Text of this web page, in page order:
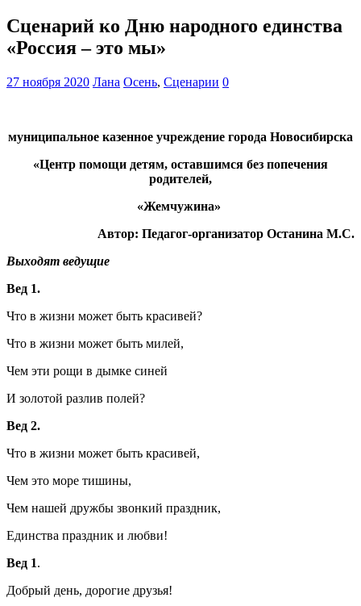
Сценарий ко Дню народного единства
«Россия – это мы»
27 ноября 2020 Лана Осень, Сценарии 0
муниципальное казенное учреждение города Новосибирска
«Центр помощи детям, оставшимся без попечения
родителей,
«Жемчужина»
Автор: Педагог-организатор Останина М.С.
Выходят ведущие
Вед 1.
Что в жизни может быть красивей?
Что в жизни может быть милей,
Чем эти рощи в дымке синей
И золотой разлив полей?
Вед 2.
Что в жизни может быть красивей,
Чем это море тишины,
Чем нашей дружбы звонкий праздник,
Единства праздник и любви!
Вед 1.
Добрый день, дорогие друзья!